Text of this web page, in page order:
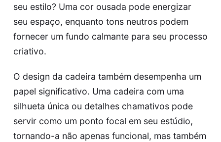
seu estilo? Uma cor ousada pode energizar
seu espaço, enquanto tons neutros podem
fornecer um fundo calmante para seu processo
criativo.
O design da cadeira também desempenha um
papel significativo. Uma cadeira com uma
silhueta única ou detalhes chamativos pode
servir como um ponto focal em seu estúdio,
tornando-a não apenas funcional, mas também